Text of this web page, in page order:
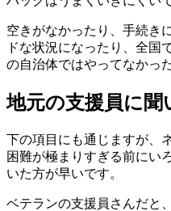
空きがなかったり、手続き
ドな状況になったり、全国
の自治体ではやってなかっ
地元の支援員に聞
下の項目にも通じますが、
困難が極まりすぎる前にい
いた方が早いです。
ベテランの支援員さんだと